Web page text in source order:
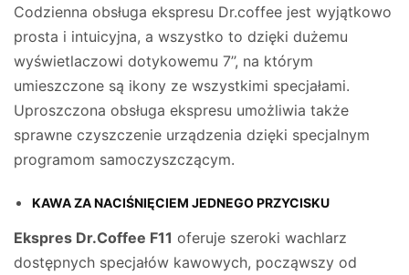
Codzienna obsługa ekspresu Dr.coffee jest wyjątkowo
prosta i intuicyjna, a wszystko to dzięki dużemu
wyświetlaczowi dotykowemu 7’’, na którym
umieszczone są ikony ze wszystkimi specjałami.
Uproszczona obsługa ekspresu umożliwia także
sprawne czyszczenie urządzenia dzięki specjalnym
programom samoczyszczącym.
KAWA ZA NACIŚNIĘCIEM JEDNEGO PRZYCISKU
Ekspres Dr.Coffee F11 oferuje szeroki wachlarz
dostępnych specjałów kawowych, począwszy od